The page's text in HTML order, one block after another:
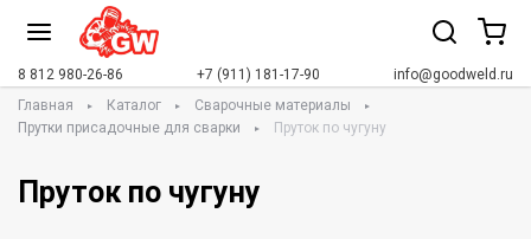
8 812 980-26-86 +7 (911) 181-17-90
info@goodweld.ru
Главная
Каталог
Сварочные материалы
Прутки присадочные для сварки
Пруток по чугуну
Пруток по чугуну